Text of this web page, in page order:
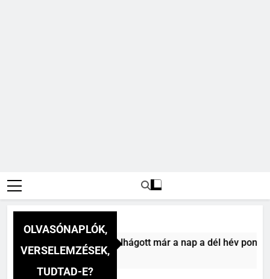
OLVASÓNAPLÓK,
VERSELEMZÉSEK,
TUDTAD-E?
Mihály: A dél (Felhágott már a nap a dél hév pontjára,